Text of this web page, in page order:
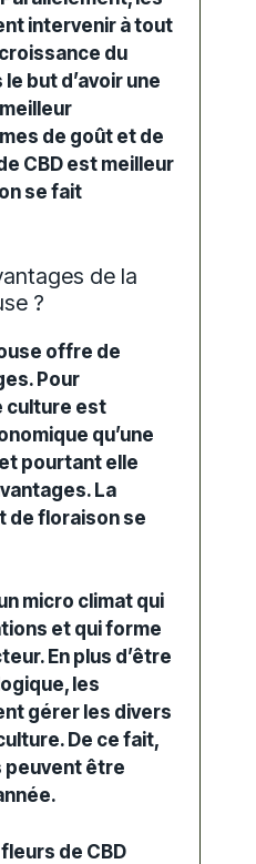
intervenir à tout
du
but d’avoir une
de goût et de
CBDest meilleur
se fait
de la
?
offre de
Pour
culture est
qu’une
pourtant elle
La
de floraison se
micro climat qui
et qui forme
En plus d’être
les
gérer les divers
De ce fait,
peuvent être
de CBD